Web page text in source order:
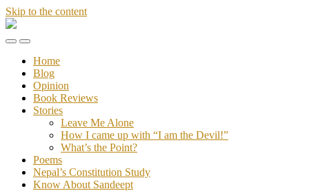
Skip to the content
Stories
Toggle
mobile
menu
Toggle
the
search
field
Home
Blog
Opinion
Book Reviews
Stories
Leave Me Alone
How I came up with “I am the Devil!”
What’s the Point?
Poems
Nepal’s Constitution Study
Know About Sandeept